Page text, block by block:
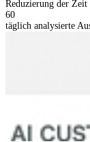
Reduzierung der Zeit
60
täglich analysierte